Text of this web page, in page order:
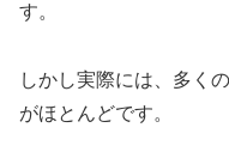
す。
しかし実際には、多く
がほとんどです。